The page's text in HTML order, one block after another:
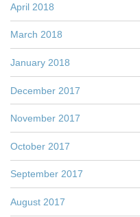
April 2018
March 2018
January 2018
December 2017
November 2017
October 2017
September 2017
August 2017